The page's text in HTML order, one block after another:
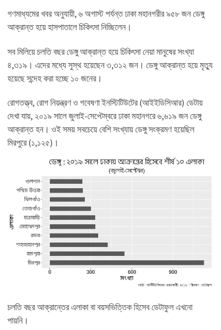
গণমাধ্যমের খবর অনুযায়ী, ৬ অগাস্ট পর্যন্ত ঢাকা মহানগরীর ৯৫৮ জন ডেঙ্গু
আক্রান্ত হয়ে হাসপাতালে চিকিৎসা নিচ্ছিলেন।
সব মিলিয়ে চলতি বছর ডেঙ্গু আক্রান্ত হয়ে চিকিৎসা নেয়া মানুষের সংখ্যা
৪,৩১৯। এদের মধ্যে সুস্থ হয়েছেন ৩,৩১২ জন। ডেঙ্গু আক্রান্ত হয়ে মৃত্যু
হয়েছে সন্দেহ করা হচ্ছে ১০ জনের।
রোগতত্ত্ব, রোগ নিয়ন্ত্রণ ও গবেষণা ইনস্টিটিউটের (আইইডিসিআর) ডেটায়
দেখা যায়, ২০১৯ সালে জুলাই-সেপ্টেম্বরে ঢাকা মহানগরে ৬,৬১৯ জন ডেঙ্গু
আক্রান্ত হন। ওই সময় সবচেয়ে বেশি সংখ্যায় ডেঙ্গু সংক্রমণ হয়েছিল
মিরপুরে (১,১২৫)।
চলতি বছর আক্রান্তের এলাকা বা বয়সভিত্তিক হিসেব ডেটাফুল এখনো
পায়নি।